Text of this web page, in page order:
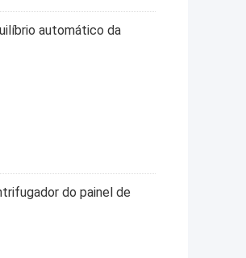
automático da
do painel de